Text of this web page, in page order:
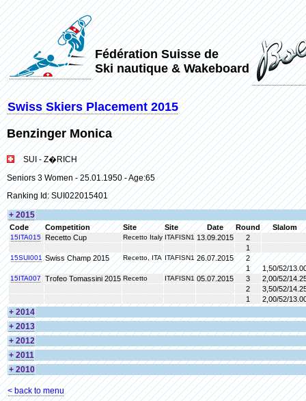
Fédération Suisse de
Ski nautique & Wakeboard
Swiss Skiers Placement 2015
Benzinger Monica
SUI - Z�RICH
Seniors 3 Women - 25.01.1950 - Age:65
Ranking Id: SUI022015401
+ 2015
Code Competition Site Site Date Round Slalom
15ITA015 Recetto Cup Recetto Italy ITAFISN1 13.09.2015
2
1
15SUI001 Swiss Champ 2015 Recetto, ITA ITAFISN1 26.07.2015
2
1
1,50/52/
15ITA007 Trofeo Tomassini 2015 Recetto ITAFISN1 05.07.2015 3
2,00/52/
2
3,50/52/
1
2,00/52/
+ 2014
+ 2013
+ 2012
+ 2011
+ 2010
< back to menu